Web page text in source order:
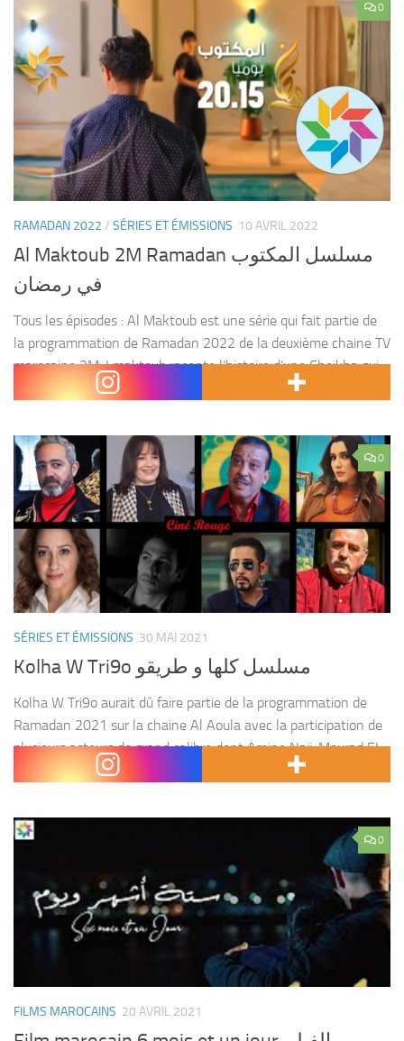
0
RAMADAN 2022 / SÉRIES ET ÉMISSIONS 10 AVRIL 2022
Al Maktoub 2M Ramadan مسلسل المكتوب
في رمضان
Tous les épisodes : Al Maktoub est une série qui fait partie de
la programmation de Ramadan 2022 de la deuxième chaine TV
marocaine 2M. Lmaktoub raconte l’histoire d’une Cheikha qui
va être confronté...
0
SÉRIES ET ÉMISSIONS 30 MAI 2021
Kolha W Tri9o مسلسل كلها و طريقو
Kolha W Tri9o aurait dû faire partie de la programmation de
Ramadan 2021 sur la chaine Al Aoula avec la participation de
plusieurs acteurs de grand calibre dont Amine Naji, Mourad EL
Achabi, Rafik...
0
FILMS MAROCAINS 20 AVRIL 2021